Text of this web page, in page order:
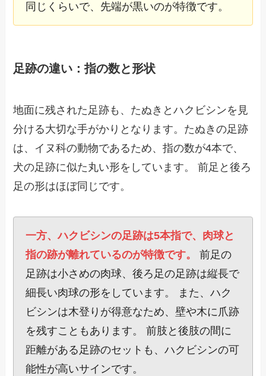
同じくらいで、先端が黒いのが特徴です。
足跡の違い：指の数と形状
地面に残された足跡も、たぬきとハクビシンを見
分ける大切な手がかりとなります。たぬきの足跡
は、イヌ科の動物であるため、指の数が4本で、
犬の足跡に似た丸い形をしています。 前足と後ろ
足の形はほぼ同じです。
一方、ハクビシンの足跡は5本指で、肉球と
指の跡が離れているのが特徴です。
前足の
足跡は小さめの肉球、後ろ足の足跡は縦長で
細長い肉球の形をしています。 また、ハク
ビシンは木登りが得意なため、壁や木に爪跡
を残すこともあります。 前肢と後肢の間に
距離がある足跡のセットも、ハクビシンの可
能性が高いサインです。